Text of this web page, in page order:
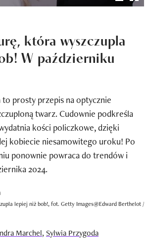
która wyszczupla
W październiku
to prosty przepis na optycznie
twarz. Cudownie podkreśla
kości policzkowe, dzięki
kobiecie niesamowitego uroku! Po
ponownie powraca do trendów i
2024.
lepiej niż bob!, fot. Getty Images@Edward Berthelot /
Marchel,Sylwia Przygoda